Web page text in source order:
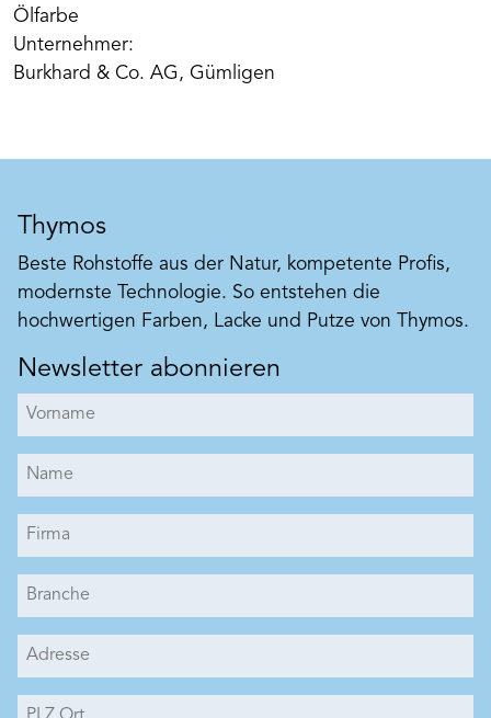
Ölfarbe
Unternehmer:
Burkhard & Co. AG, Gümligen
Thymos
Beste Rohstoffe aus der Natur, kompetente Profis,
modernste Technologie. So entstehen die
hochwertigen Farben, Lacke und Putze von Thymos.
Newsletter abonnieren